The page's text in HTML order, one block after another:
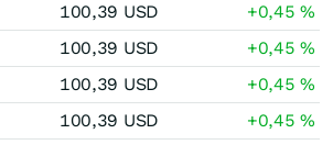
100,39 USD +0,45%
100,39 USD +0,45%
100,39 USD +0,45%
100,39 USD +0,45%